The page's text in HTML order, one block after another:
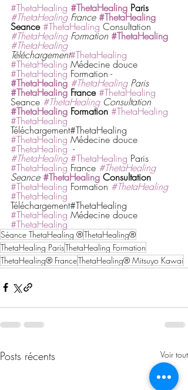
#ThetaHealing #ThetaHealing Paris
#ThetaHealing France #ThetaHealing
Seance #ThetaHealing Consultation
#ThetaHealing Formation #ThetaHealing
#ThetaHealing
Téléchargement#ThetaHealing
#ThetaHealing Médecine douce
#ThetaHealing Formation -
#ThetaHealing #ThetaHealing Paris
#ThetaHealing France #ThetaHealing
Seance #ThetaHealing Consultation
#ThetaHealing Formation #ThetaHealing
#ThetaHealing
Téléchargement#ThetaHealing
#ThetaHealing Médecine douce
#ThetaHealing
  -
#ThetaHealing #ThetaHealing Paris
#ThetaHealing France #ThetaHealing
Seance #ThetaHealing Consultation
#ThetaHealing Formation #ThetaHealing
#ThetaHealing
Téléchargement#ThetaHealing
#ThetaHealing Médecine douce
#ThetaHealing
Séance ThetaHealing ®ThetaHealing®
ThetaHealing ParisThetaHealing Formation
ThetaHealing® FranceThetaHealing® Mitsuyo Kawai
Posts récents Voir tout